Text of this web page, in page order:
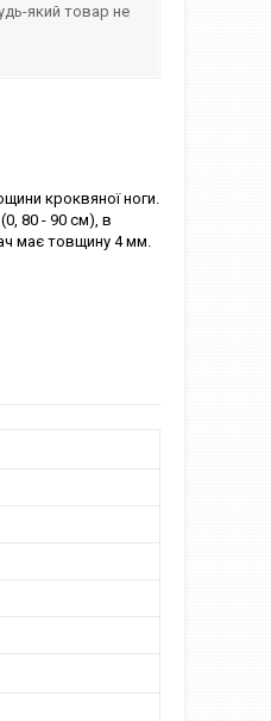
який товар не
кроквяної ноги.
80 - 90 см), в
має товщину 4 мм.